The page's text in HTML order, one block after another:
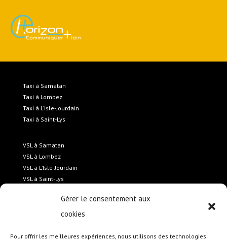
Gérer le consentement aux
cookies
Pour offrir les meilleures expériences, nous utilisons des technologies
Taxi à Samatan
Taxi à Lombez
Taxi à L’Isle-Jourdain
Taxi à Saint-Lys
VSL à Samatan
VSL à Lombez
VSL à L’Isle-Jourdain
VSL à Saint-Lys
Transport médicalisé Lombez
Transport médicalisé Saint-Lys